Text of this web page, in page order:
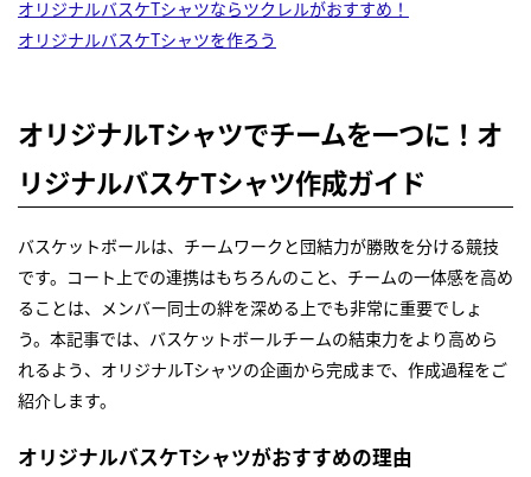
オリジナルバスケTシャツならツクレルがおすすめ！
オリジナルバスケTシャツを作ろう
オリジナルTシャツでチームを一つに！オ
リジナルバスケTシャツ作成ガイド
バスケットボールは、チームワークと団結力が勝敗を分ける競技
です。コート上での連携はもちろんのこと、チームの一体感を高め
ることは、メンバー同士の絆を深める上でも非常に重要でしょ
う。本記事では、バスケットボールチームの結束力をより高めら
れるよう、オリジナルTシャツの企画から完成まで、作成過程をご
紹介します。
オリジナルバスケTシャツがおすすめの理由